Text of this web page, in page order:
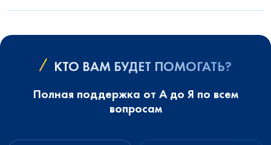
КТО ВАМ БУДЕТ ПОМОГАТЬ?
Полная поддержка от А до Я по всем
вопросам